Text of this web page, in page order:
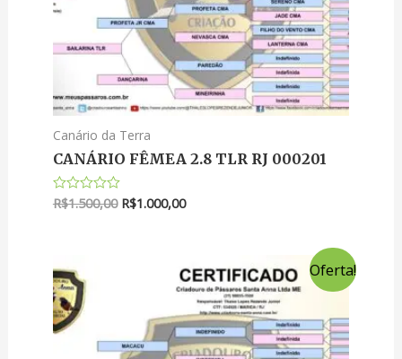
Canário da Terra
CANÁRIO FÊMEA 2.8 TLR RJ 000201
Avaliação
R$1.500,00 R$1.000,00
Oferta!